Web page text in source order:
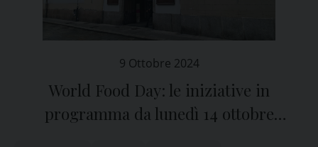
9 Ottobre 2024
World Food Day: le iniziative in
programma da lunedì 14 ottobre